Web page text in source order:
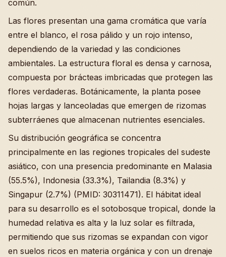
común.
Las flores presentan una gama cromática que varía
entre el blanco, el rosa pálido y un rojo intenso,
dependiendo de la variedad y las condiciones
ambientales. La estructura floral es densa y carnosa,
compuesta por brácteas imbricadas que protegen las
flores verdaderas. Botánicamente, la planta posee
hojas largas y lanceoladas que emergen de rizomas
subterráenes que almacenan nutrientes esenciales.
Su distribución geográfica se concentra
principalmente en las regiones tropicales del sudeste
asiático, con una presencia predominante en Malasia
(55.5%), Indonesia (33.3%), Tailandia (8.3%) y
Singapur (2.7%) (PMID: 30311471). El hábitat ideal
para su desarrollo es el sotobosque tropical, donde la
humedad relativa es alta y la luz solar es filtrada,
permitiendo que sus rizomas se expandan con vigor
en suelos ricos en materia orgánica y con un drenaje